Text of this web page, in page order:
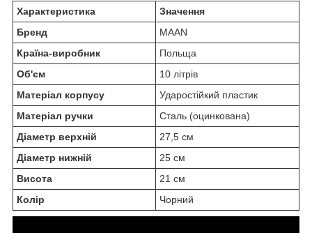
Характеристика
Значення
Бренд
MAAN
Країна-виробник
Польща
Об'єм
10 літрів
Матеріал корпусу
Ударостійкий пластик
Матеріал ручки
Сталь (оцинкована)
Діаметр верхній
27,5 см
Діаметр нижній
25 см
Висота
21 см
Колір
Чорний